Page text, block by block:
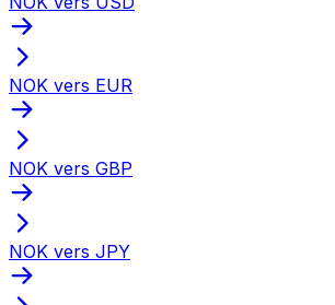
NOK vers EUR
NOK vers GBP
NOK vers JPY